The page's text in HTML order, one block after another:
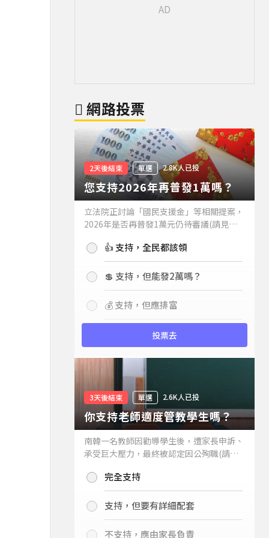
網路投票
2天後結束 單選 2.8K人已投
您支持2026年再普發1萬嗎？
立法院正討論「國民支援金」等相關提案，
2026年是否再普發1萬元仍待審議(請見下
持嗎？👍 支持，全民都該領
💲 支持，但能發2萬嗎？
💰 支持，但應排富
投票去
3天後結束 單選 2.6K人已投
你支持老師適度管教學生嗎？
南韓一名教師因勸導學生後，遭家長申訴、
承受巨大壓力，最終被認定因公殉職(請見
你支持老師適度管教學生嗎？
完全支持
支持，但要有詳細配套
不支持，應由家長負責